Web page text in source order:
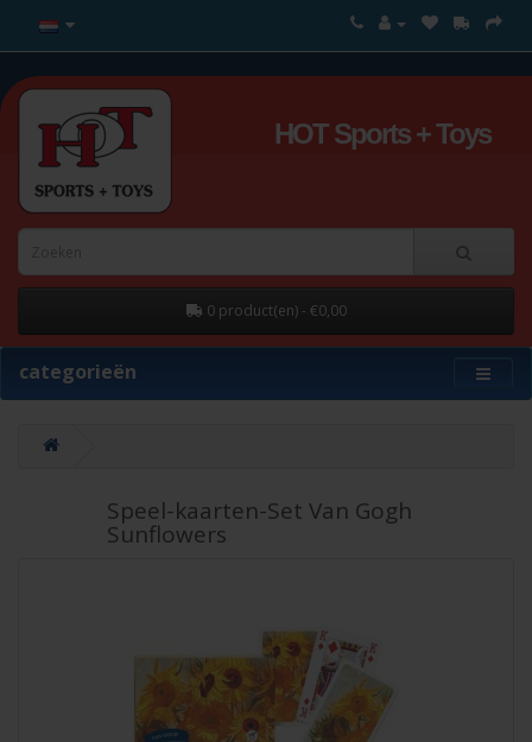
HOT Sports + Toys
0 product(en) - €0,00
categorieën
Speel-kaarten-Set Van Gogh
Sunflowers